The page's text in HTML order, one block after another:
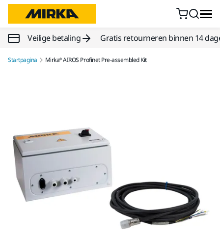
Doorgaan naar inhoud
Veilige betaling Gratis retourneren binnen 14
Startpagina Mirka® AIROS Profinet Pre-assembled Kit